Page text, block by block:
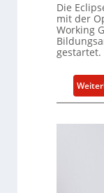
Die
mit der
Working
gestartet.